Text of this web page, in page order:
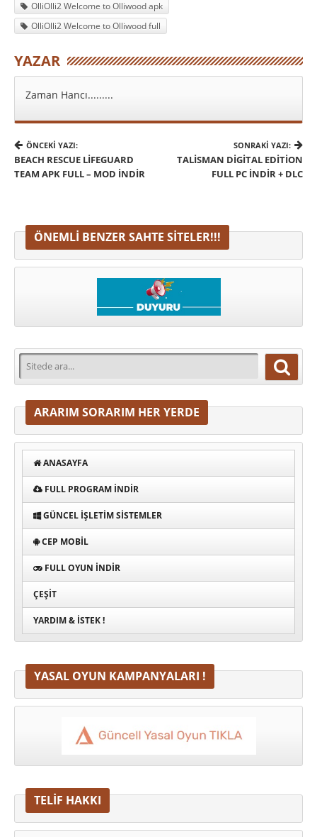
OlliOlli2 Welcome to Olliwood apk
OlliOlli2 Welcome to Olliwood full
YAZAR
Zaman Hancı.........
ÖNCEKI YAZI:
BEACH RESCUE LIFEGUARD
TEAM APK FULL – MOD İNDIR
SONRAKI YAZI:
TALISMAN DIGITAL EDITION
FULL PC İNDIR + DLC
ÖNEMLI BENZER SAHTE SITELER!!!
ARARIM SORARIM HER YERDE
ANASAYFA
FULL PROGRAM INDIR
GÜNCEL İŞLETIM SISTEMLER
CEP MOBIL
FULL OYUN İNDIR
ÇEŞIT
YARDIM & İSTEK !
YASAL OYUN KAMPANYALARI !
TELİF HAKKI